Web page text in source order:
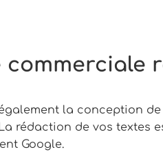
commerciale
la conception
rédaction de vos textes
Google.